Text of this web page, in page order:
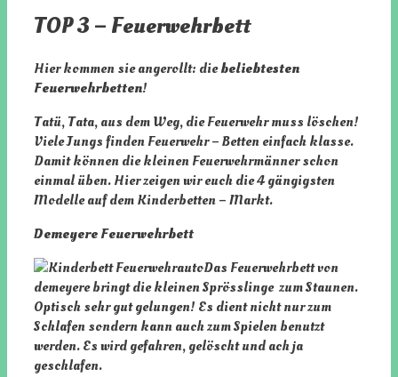
TOP 3 – Feuerwehrbett
Hier kommen sie angerollt: diebeliebtesten
Feuerwehrbetten!
Tatü, Tata, aus dem Weg, die Feuerwehr muss löschen!
Viele Jungs finden Feuerwehr – Betten einfach klasse.
Damit können die kleinen Feuerwehrmänner schon
einmal üben. Hier zeigen wir euch die 4 gängigsten
Modelle auf dem Kinderbetten – Markt.
Demeyere Feuerwehrbett
Das Feuerwehrbett von
demeyere bringt die kleinen Sprösslinge zum Staunen.
Optisch sehr gut gelungen! Es dient nicht nur zum
Schlafen sondern kann auch zum Spielen benutzt
werden. Es wird gefahren, gelöscht und ach ja
geschlafen.